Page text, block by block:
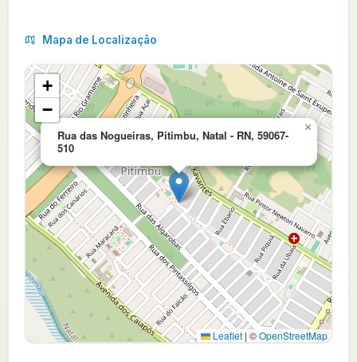
Mapa de Localização
Rua das Nogueiras, Pitimbu, Natal - RN, 59067-
510
×
+
−
Leaflet | ©OpenStreetMap